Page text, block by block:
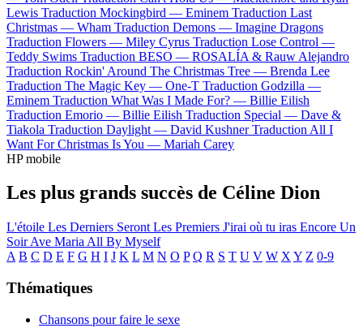
Lewis Traduction Mockingbird — Eminem Traduction Last
Christmas — Wham Traduction Demons — Imagine Dragons
Traduction Flowers — Miley Cyrus Traduction Lose Control —
Teddy Swims Traduction BESO — ROSALÍA & Rauw Alejandro
Traduction Rockin' Around The Christmas Tree — Brenda Lee
Traduction The Magic Key — One-T Traduction Godzilla —
Eminem Traduction What Was I Made For? — Billie Eilish
Traduction Emorio — Billie Eilish Traduction Special — Dave &
Tiakola Traduction Daylight — David Kushner Traduction All I
Want For Christmas Is You — Mariah Carey
HP mobile
Les plus grands succès de Céline Dion
L'étoile Les Derniers Seront Les Premiers J'irai où tu iras Encore Un
SoirAve Maria All By Myself
A B C D E F G H I J K L M N O P Q R S T U V W X Y Z 0-9
Thématiques
Chansons pour faire le sexe